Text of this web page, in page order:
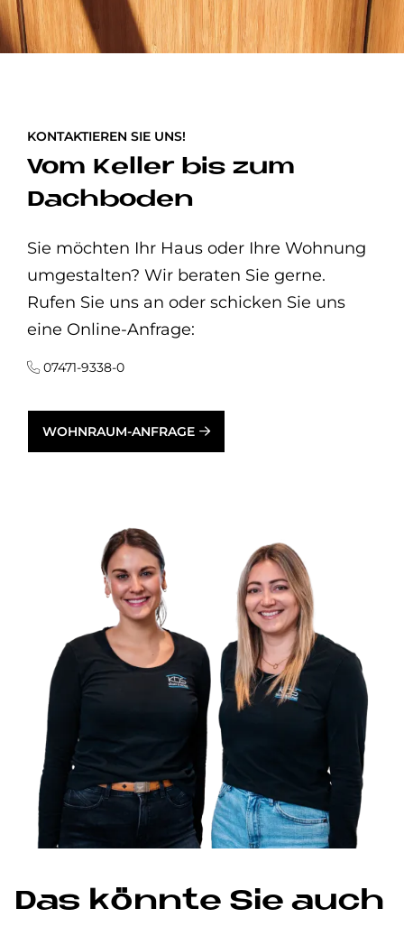
KONTAKTIEREN SIE UNS!
Vom Keller bis zum
Dachboden
Sie möchten Ihr Haus oder Ihre Wohnung
umgestalten? Wir beraten Sie gerne.
Rufen Sie uns an oder schicken Sie uns
eine Online-Anfrage:
07471-9338-0
WOHNRAUM-ANFRAGE
Das könnte Sie auch